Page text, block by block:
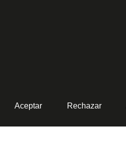
Aceptar Rechazar